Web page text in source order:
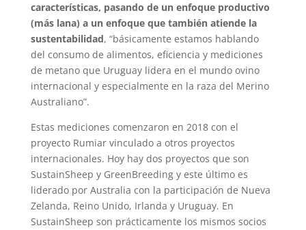
características, pasando de un enfoque productivo
(más lana) a un enfoque que también atiende la
sustentabilidad, “básicamente estamos hablando
del consumo de alimentos, eficiencia y mediciones
de metano que Uruguay lidera en el mundo ovino
internacional y especialmente en la raza del Merino
Australiano”.
Estas mediciones comenzaron en 2018 con el
proyecto Rumiar vinculado a otros proyectos
internacionales. Hoy hay dos proyectos que son
SustainSheep y GreenBreeding y este último es
liderado por Australia con la participación de Nueva
Zelanda, Reino Unido, Irlanda y Uruguay. En
SustainSheep son prácticamente los mismos socios